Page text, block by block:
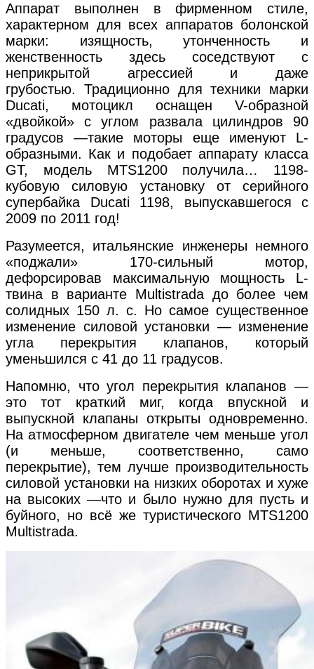
Аппарат выполнен в фирменном стиле,
характерном для всех аппаратов болонской
марки: изящность, утонченность и
женственность здесь соседствуют с
неприкрытой агрессией и даже
грубостью. Традиционно для техники марки
Ducati, мотоцикл оснащен V-образной
«двойкой» с углом развала цилиндров 90
градусов —такие моторы еще именуют L-
образными. Как и подобает аппарату класса
GT, модель MTS1200 получила… 1198-
кубовую силовую установку от серийного
супербайка Ducati 1198, выпускавшегося с
2009 по 2011 год!
Разумеется, итальянские инженеры немного
«поджали» 170-сильный мотор,
дефорсировав максимальную мощность L-
твина в варианте Multistrada до более чем
солидных 150 л. с. Но самое существенное
изменение силовой установки — изменение
угла перекрытия клапанов, который
уменьшился с 41 до 11 градусов.
Напомню, что угол перекрытия клапанов —
это тот краткий миг, когда впускной и
выпускной клапаны открыты одновременно.
На атмосферном двигателе чем меньше угол
(и меньше, соответственно, само
перекрытие), тем лучше производительность
силовой установки на низких оборотах и хуже
на высоких —что и было нужно для пусть и
буйного, но всё же туристического MTS1200
Multistrada.